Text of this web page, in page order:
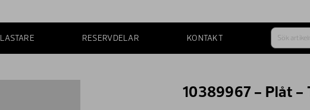
LASTARE RESERVDELAR KONTAKT
10389967 - Plåt -